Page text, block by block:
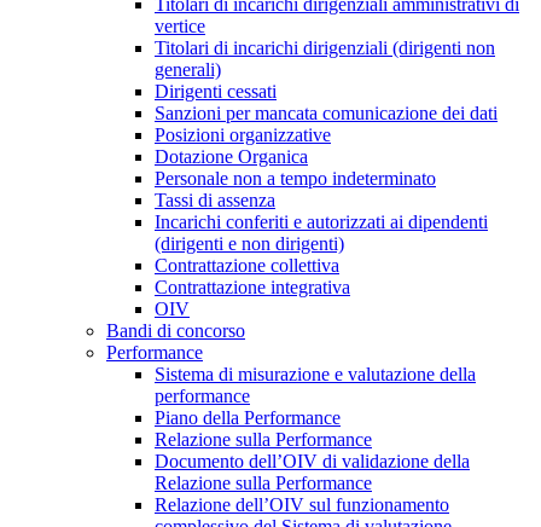
vertice
Titolari di incarichi dirigenziali (dirigenti non
generali)
Dirigenti cessati
Sanzioni per mancata comunicazione dei dati
Posizioni organizzative
Dotazione Organica
Personale non a tempo indeterminato
Tassi di assenza
Incarichi conferiti e autorizzati ai dipendenti
(dirigenti e non dirigenti)
Contrattazione collettiva
Contrattazione integrativa
OIV
Bandi di concorso
Performance
Sistema di misurazione e valutazione della
performance
Piano della Performance
Relazione sulla Performance
Documento dell’OIV di validazione della
Relazione sulla Performance
Relazione dell’OIV sul funzionamento